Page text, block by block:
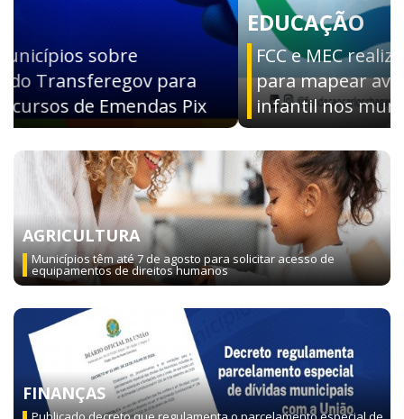
EDUCAÇÃO
FCC e MEC realizam consulta nacional
para mapear avaliações da educação
infantil nos municípios brasileiros
AGRICULTURA
Municípios têm até 7 de agosto para solicitar acesso de
equipamentos de direitos humanos
FINANÇAS